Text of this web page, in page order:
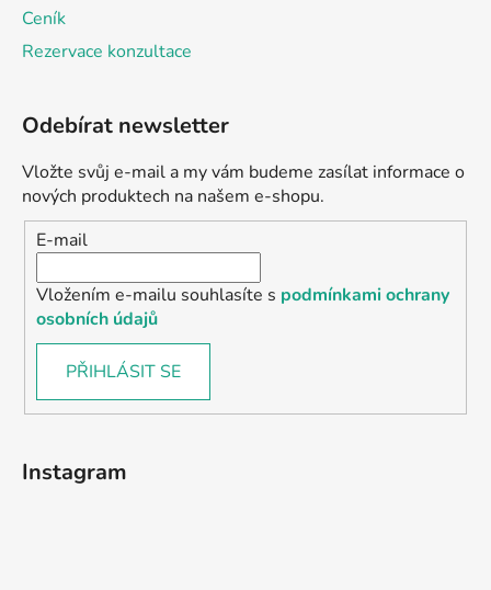
Ceník
Rezervace konzultace
Odebírat newsletter
Vložte svůj e-mail a my vám budeme zasílat informace o
nových produktech na našem e-shopu.
E-mail
Vložením e-mailu souhlasíte s podmínkami ochrany
osobních údajů
PŘIHLÁSIT SE
Instagram